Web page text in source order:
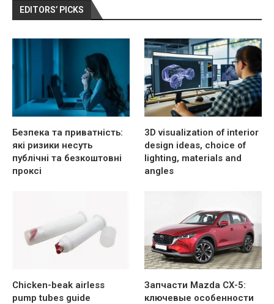
EDITORS’ PICKS
Безпека та приватність:
які ризики несуть
публічні та безкоштовні
проксі
3D visualization of interior
design ideas, choice of
lighting, materials and
angles
Chicken-beak airless
pump tubes guide
Запчасти Mazda CX-5:
ключевые особенности